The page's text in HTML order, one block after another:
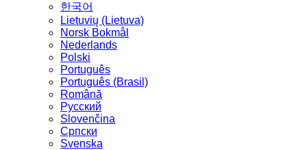
한국어
Lietuvių (Lietuva)
‪Norsk Bokmål‬
Nederlands
Polski
Português
Português (Brasil)
Română
Русский
Slovenčina
Српски
Svenska